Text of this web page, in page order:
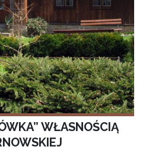
WŁASNOŚCIĄ